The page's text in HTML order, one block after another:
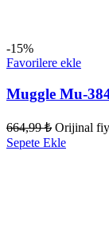
-15%
Favorilere ekle
Muggle Mu-
664,99₺ Orijinal
Sepete Ekle